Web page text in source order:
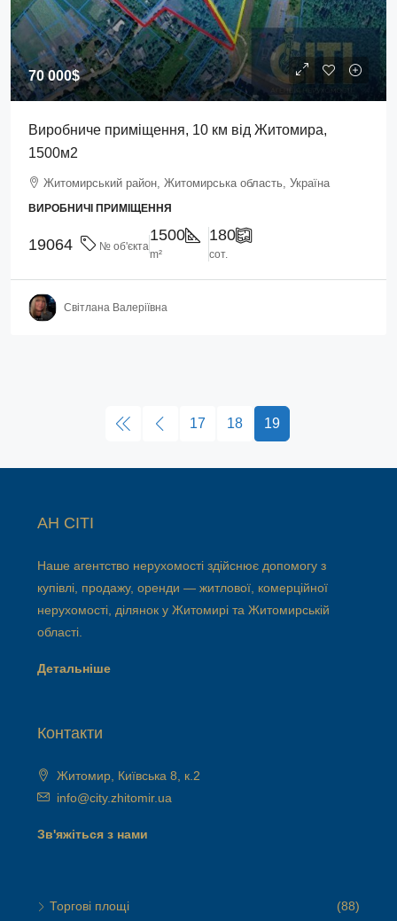
70 000$
Виробниче приміщення, 10 км від Житомира,
1500м2
Житомирський район, Житомирська область, Україна
ВИРОБНИЧІ ПРИМІЩЕННЯ
19064 № об'єкта
1500
m²
180
сот.
Світлана Валеріївна
17 18 19
АН СІТІ
Наше агентство нерухомості здійснює допомогу з
купівлі, продажу, оренди — житлової, комерційної
нерухомості, ділянок у Житомирі та Житомирській
області.
Детальніше
Контакти
Житомир, Київська 8, к.2
info@city.zhitomir.ua
Зв'яжіться з нами
Торгові площі (88)